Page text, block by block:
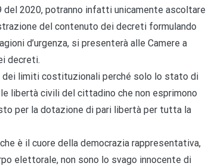
del 2020, potranno infatti unicamente ascoltare
del contenuto dei decreti formulando
d’urgenza, si presenterà alle Camere a
decreti.
dei limiti costituzionali perché solo lo stato di
libertà civili del cittadino che non esprimono
per la dotazione di pari libertà per tutta la
è il cuore della democrazia rappresentativa,
elettorale, non sono lo svago innocente di